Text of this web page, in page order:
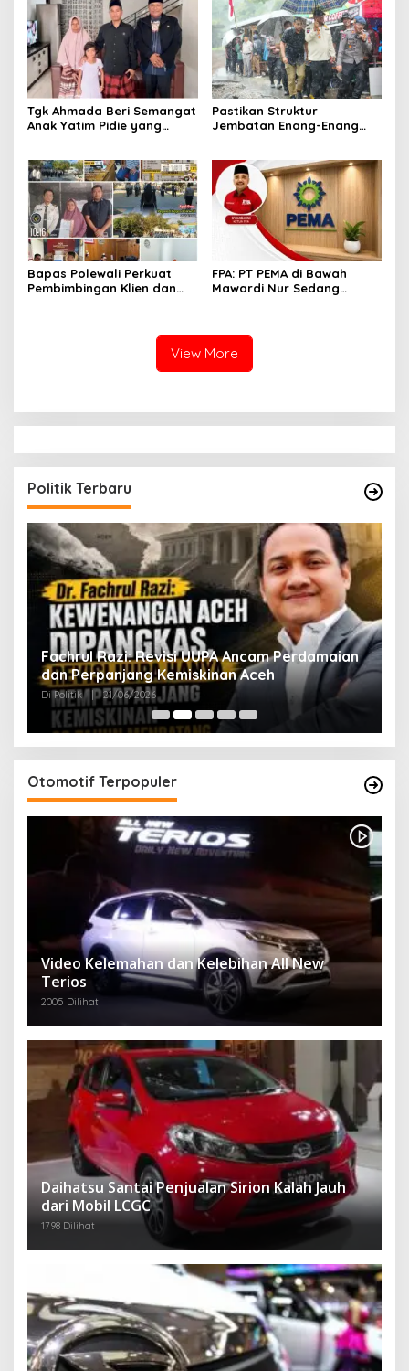
Tgk Ahmada Beri Semangat
Anak Yatim Pidie yang
Pastikan Struktur
Jembatan Enang-Enang
Keselamatan Warga di
Atas Segalanya
Bapas Polewali Perkuat
Pembimbingan Klien dan
FPA: PT PEMA di Bawah
Mawardi Nur Sedang
View More
Politik Terbaru
Fachrul Razi: Revisi UUPA Ancam Perdamaian
dan Perpanjang Kemiskinan Aceh
Di Politik | 21/06/2026
Otomotif Terpopuler
Video Kelemahan dan Kelebihan All New
Terios
2005 Dilihat
Daihatsu Santai Penjualan Sirion Kalah Jauh
dari Mobil LCGC
1798 Dilihat